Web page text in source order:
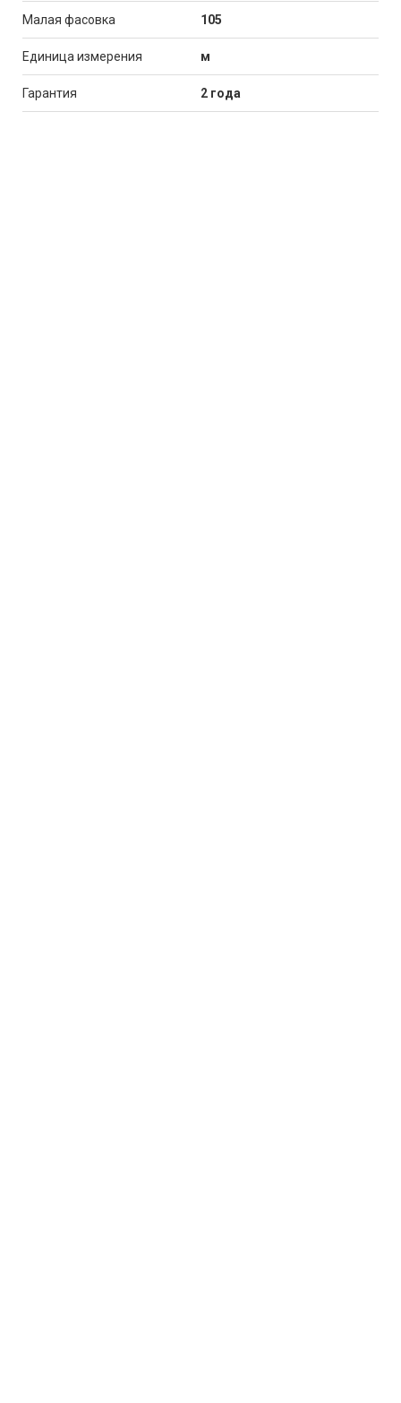
Малая фасовка 105
Единица измерения м
Гарантия 2 года